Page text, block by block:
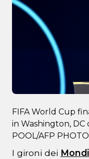
FIFA World Cup
in Washington, DC
POOL/AFP PHOTO
I gironi dei